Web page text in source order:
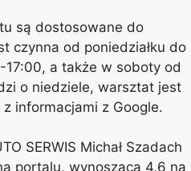
są dostosowane do
czynna od poniedziałku do
a także w soboty od
o niedziele, warsztat jest
informacjami z Google.
SERWIS Michał Szadach
portalu, wynoszącą 4,6 na